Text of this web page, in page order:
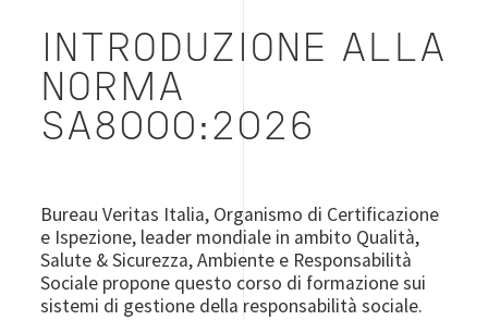
INTRODUZIONE ALLA
NORMA
SA8000:2026
Bureau Veritas Italia, Organismo di Certificazione
e Ispezione, leader mondiale in ambito Qualità,
Salute & Sicurezza, Ambiente e Responsabilità
Sociale propone questo corso di formazione sui
sistemi di gestione della responsabilità sociale.